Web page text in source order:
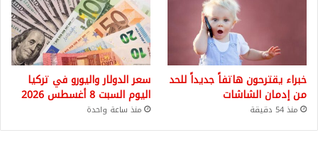
خبراء يقترحون هاتفاً جديداً للحد
من إدمان الشاشات
منذ 54 دقيقة
سعر الدولار واليورو في تركيا
اليوم السبت 8 أغسطس 2026
منذ ساعة واحدة